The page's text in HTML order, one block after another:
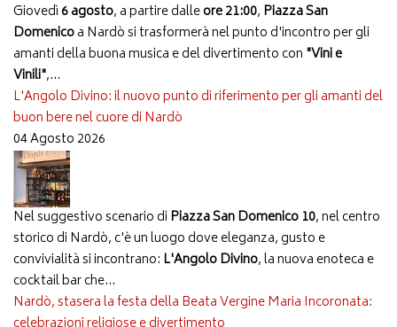
Giovedì 6 agosto, a partire dalleore 21:00, Piazza San
Domenicoa Nardò si trasformerà nel punto d'incontro per gli
amanti della buona musica e del divertimento con "Vini e
Vinili",...
L'Angolo Divino: il nuovo punto di riferimento per gli amanti del
buon bere nel cuore di Nardò
04 Agosto 2026
Nel suggestivo scenario di Piazza San Domenico 10, nel centro
storico di Nardò, c'è un luogo dove eleganza, gusto e
convivialità si incontrano: L'Angolo Divino, la nuova enoteca e
cocktail bar che...
Nardò, stasera la festa della Beata Vergine Maria Incoronata: